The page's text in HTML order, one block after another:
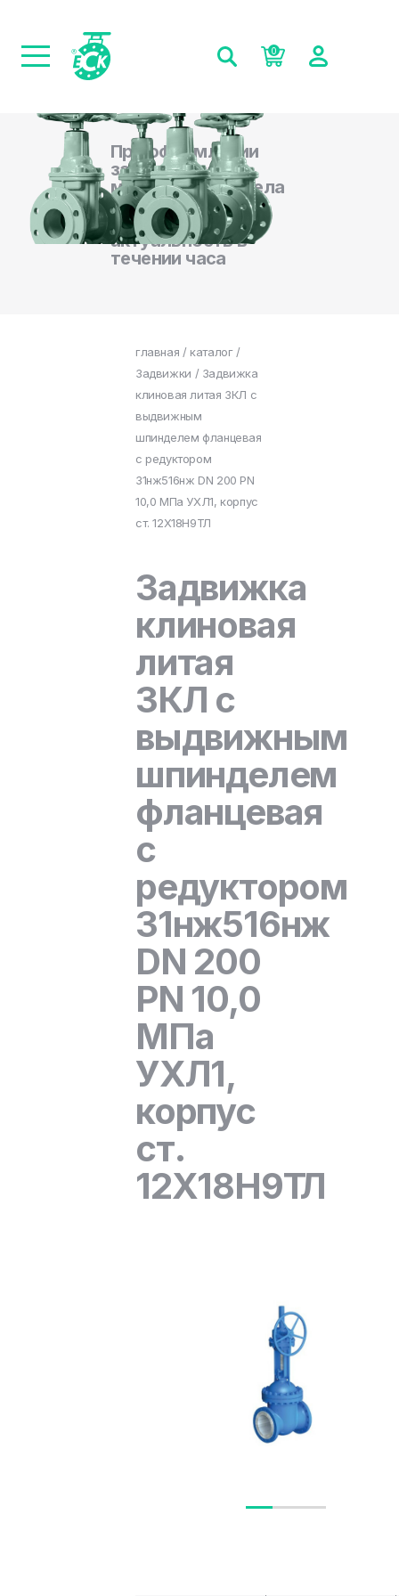
0
При оформлении
заказа на сайте,
менеджеры отдела
продаж
подтверждают
актуальность в
течении часа
главная / каталог/
Задвижки / Задвижка
клиновая литая ЗКЛ с
выдвижным
шпинделем фланцевая
с редуктором
31нж516нж DN 200 PN
10,0 МПа УХЛ1, корпус
ст. 12Х18Н9ТЛ
Задвижка
клиновая
литая
ЗКЛ с
выдвижным
шпинделем
фланцевая
с
редуктором
31нж516нж
DN 200
PN 10,0
МПа
УХЛ1,
корпус
ст.
12Х18Н9ТЛ